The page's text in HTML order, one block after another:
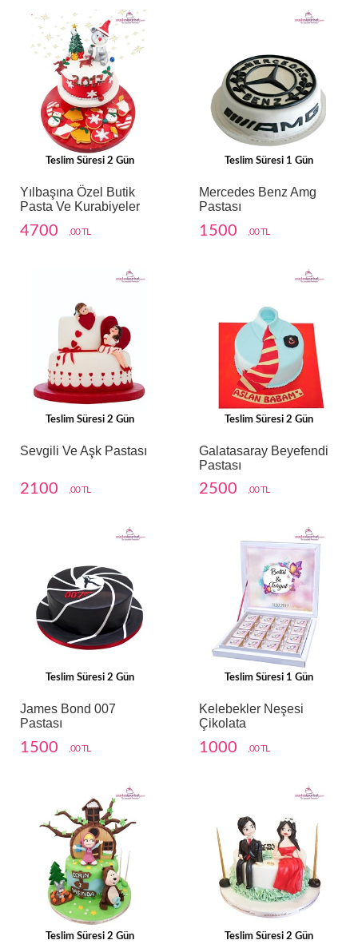
Teslim Süresi 2 Gün
Yılbaşına Özel Butik
Pasta Ve Kurabiyeler
4700 ,00 TL
Teslim Süresi 1 Gün
Mercedes Benz Amg
Pastası
1500 ,00 TL
Teslim Süresi 2 Gün
Sevgili Ve Aşk Pastası
2100 ,00 TL
Teslim Süresi 2 Gün
Galatasaray Beyefendi
Pastası
2500 ,00 TL
Teslim Süresi 2 Gün
James Bond 007
Pastası
1500 ,00 TL
Teslim Süresi 1 Gün
Kelebekler Neşesi
Çikolata
1000 ,00 TL
Teslim Süresi 2 Gün Teslim Süresi 2 Gün